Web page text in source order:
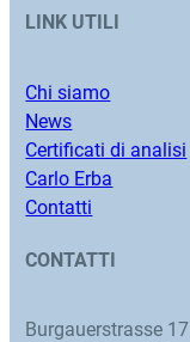
LINK UTILI
Chi siamo
News
Certificati di analisi
Carlo Erba
Contatti
CONTATTI
Burgauerstrasse 17